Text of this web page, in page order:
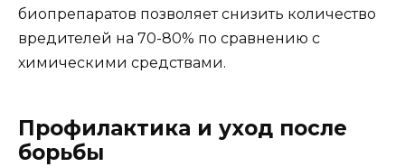
биопрепаратов позволяет снизить количество
вредителей на 70-80% по сравнению с
химическими средствами.
Профилактика и уход после
борьбы